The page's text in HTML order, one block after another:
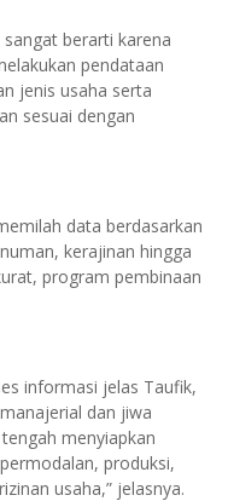
berarti karena
pendataan
jenis usaha serta
sesuai dengan
data berdasarkan
kerajinan hingga
program pembinaan
informasi jelas Taufik,
dan jiwa
menyiapkan
produksi,
usaha,” jelasnya.